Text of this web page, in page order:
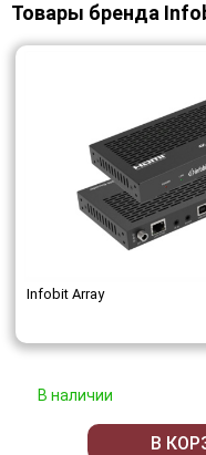
Товары бренда
Infobit Array
В наличии
В